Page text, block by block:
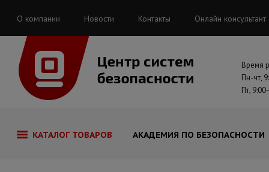
О компании Новости Контакты Онлайн консультант
Время
Пн-чт,
Пт,
КАТАЛОГ ТОВАРОВ АКАДЕМИЯ ПО БЕЗОПАСНОСТИ